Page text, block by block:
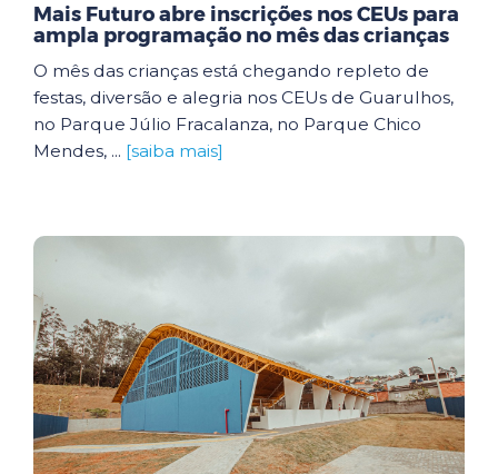
Mais Futuro abre inscrições nos CEUs para
ampla programação no mês das crianças
O mês das crianças está chegando repleto de
festas, diversão e alegria nos CEUs de Guarulhos,
no Parque Júlio Fracalanza, no Parque Chico
Mendes, ... [saiba mais]